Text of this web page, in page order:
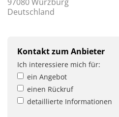
97080 Würzburg
Deutschland
Kontakt zum Anbieter
Ich interessiere mich für:
ein Angebot
einen Rückruf
detaillierte Informationen